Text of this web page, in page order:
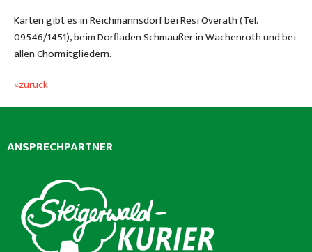
Karten gibt es in Reichmannsdorf bei Resi Overath (Tel.
09546/1451), beim Dorfladen Schmaußer in Wachenroth und bei
allen Chormitgliedern.
«zurück
ANSPRECHPARTNER